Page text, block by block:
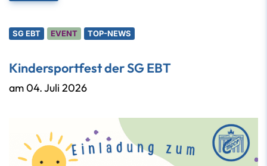
SG EBT EVENT TOP-NEWS
Kindersportfest der SG EBT
am 04. Juli 2026